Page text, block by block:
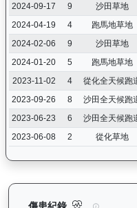
2024-09-17
9 沙田草地
2024-04-19
4 跑馬地草地
2024-02-06
9 沙田草地
2024-01-20
5 跑馬地草地
2023-11-02
4 從化全天候跑
2023-09-26
8 沙田全天候跑
2023-06-23
6 沙田全天候跑
2023-06-08
2 從化草地
傷患紀錄 背背龍